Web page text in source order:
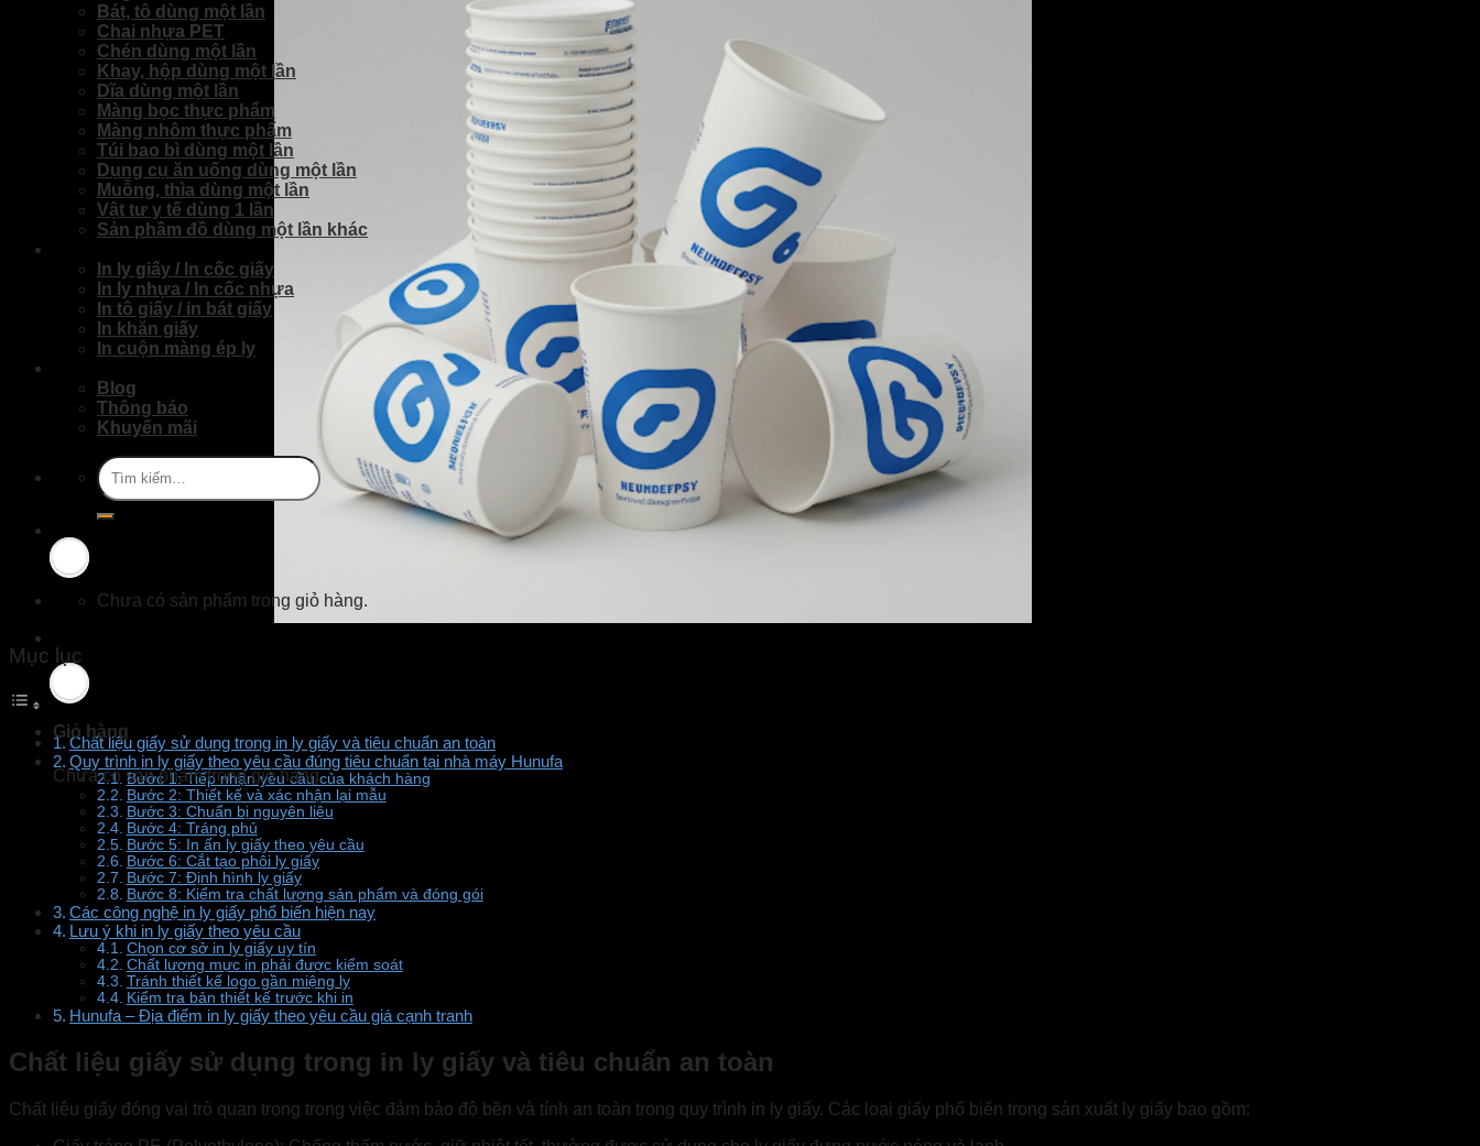
Bát, tô dùng một lần
Chai nhựa PET
Chén dùng một lần
Khay, hộp dùng một lần
Dĩa dùng một lần
Màng bọc thực phẩm
Màng nhôm thực phẩm
Túi bao bì dùng một lần
Dụng cụ ăn uống dùng một lần
Muỗng, thìa dùng một lần
Vật tư y tế dùng 1 lần
Sản phầm đồ dùng một lần khác
In ly giấy / In cốc giấy
In ly nhựa / In cốc nhựa
In tô giấy / in bát giấy
In khăn giấy
In cuộn màng ép ly
Blog
Thông báo
Khuyến mãi
Tìm
kiếm:
Chưa có sản phẩm trong giỏ hàng.
Giỏ hàng
Chưa có sản phẩm trong giỏ hàng.
Mục lục
Chất liệu giấy sử dụng trong in ly giấy và tiêu chuẩn an toàn
Quy trình in ly giấy theo yêu cầu đúng tiêu chuẩn tại nhà máy Hunufa
Bước 1: Tiếp nhận yêu cầu của khách hàng
Bước 2: Thiết kế và xác nhận lại mẫu
Bước 3: Chuẩn bị nguyên liệu
Bước 4: Tráng phủ
Bước 5: In ấn ly giấy theo yêu cầu
Bước 6: Cắt tạo phôi ly giấy
Bước 7: Định hình ly giấy
Bước 8: Kiểm tra chất lượng sản phẩm và đóng gói
Các công nghệ in ly giấy phổ biến hiện nay
Lưu ý khi in ly giấy theo yêu cầu
Chọn cơ sở in ly giấy uy tín
Chất lượng mực in phải được kiểm soát
Tránh thiết kế logo gần miệng ly
Kiểm tra bản thiết kế trước khi in
Hunufa – Địa điểm in ly giấy theo yêu cầu giá cạnh tranh
Chất liệu giấy sử dụng trong in ly giấy và tiêu chuẩn an toàn
Chất liệu giấy đóng vai trò quan trọng trong việc đảm bảo độ bền và tính an toàn trong quy trình in ly giấy. Các loại giấy phổ biến trong sản xuất ly giấy bao gồm: